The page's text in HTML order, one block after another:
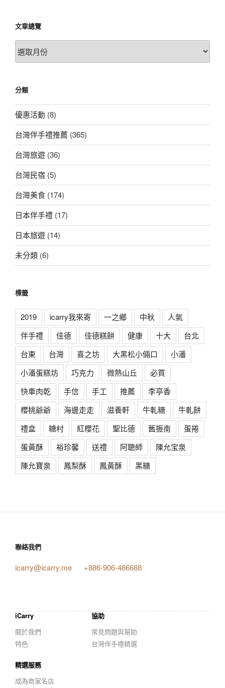
文章總覽
文
章
分類
優惠活動 (8)
台灣伴手禮推薦 (365)
台灣旅遊 (36)
台灣民宿 (5)
台灣美食 (174)
日本伴手禮 (17)
日本旅遊 (14)
未分類 (6)
標籤
2019 icarry我來寄 一之鄉 中秋
人氣
伴手禮
佳德 佳德糕餅 健康 十大
台北
台東
台灣 喜之坊 大黑松小倆口
小潘
小潘蛋糕坊
巧克力 微熱山丘
必買
快車肉乾
手信 手工 推薦
李亭香
櫻桃爺爺
海邊走走 滋養軒 牛軋糖
牛軋餅
禮盒
糖村 紅櫻花 聖比德 舊振南
蛋捲
蛋黃酥
裕珍馨 送禮 阿聰師
陳允宝泉
陳允寶泉
鳳梨酥 鳳黃酥 黑糖
聯絡我們
icarry@icarry.me +886-906-486688
iCarry
關於我們
特色
協助
常見問題與幫助
台灣伴手禮精選
精選服務
成為商家名店